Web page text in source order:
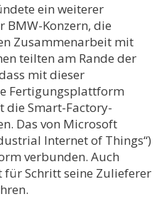
ein weiterer
Konzern, die
Zusammenarbeit mit
teilten am Rande der
mit dieser
Fertigungsplattform
die Smart-Factory-
Das von Microsoft
Internet of Things“)
verbunden. Auch
für Schritt seine Zulieferer